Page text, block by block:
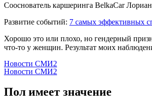
Сооснователь каршеринга BelkaCar
Развитие событий: 7 самых эффективных
Хорошо это или плохо, но гендерный
что-то у женщин. Результат моих
Новости СМИ2
Новости СМИ2
Пол имеет значение